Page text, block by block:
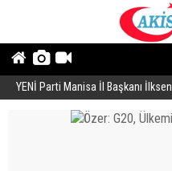
YENİ Parti Manisa İl Başkanı